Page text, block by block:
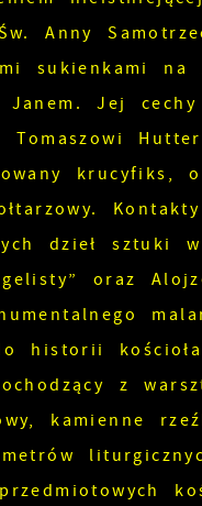
Anny
sukienkami
Janem. Jej
Tomaszowi
krucyfiks,
dzieł sztuki
oraz
historii
z
kamienne